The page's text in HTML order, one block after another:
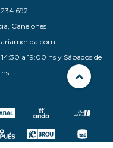
692
Canelones
a 19:00 hs y Sábados de